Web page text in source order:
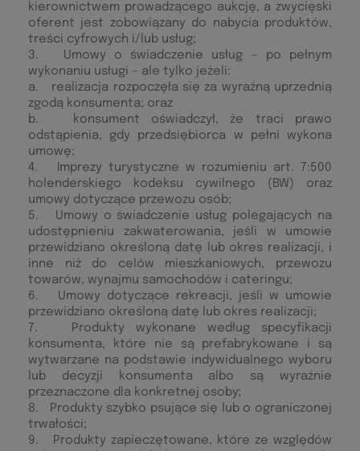
kierownictwem prowadzącego aukcję, a zwycięski
oferent jest zobowiązany do nabycia produktów,
treści cyfrowych i/lub usług;
3. Umowy o świadczenie usług – po pełnym
wykonaniu usługi – ale tylko jeżeli:
a. realizacja rozpoczęła się za wyraźną uprzednią
zgodą konsumenta; oraz
b. konsument oświadczył, że traci prawo
odstąpienia, gdy przedsiębiorca w pełni wykona
umowę;
4. Imprezy turystyczne w rozumieniu art. 7:500
holenderskiego kodeksu cywilnego (BW) oraz
umowy dotyczące przewozu osób;
5. Umowy o świadczenie usług polegających na
udostępnieniu zakwaterowania, jeśli w umowie
przewidziano określoną datę lub okres realizacji, i
inne niż do celów mieszkaniowych, przewozu
towarów, wynajmu samochodów i cateringu;
6. Umowy dotyczące rekreacji, jeśli w umowie
przewidziano określoną datę lub okres realizacji;
7. Produkty wykonane według specyfikacji
konsumenta, które nie są prefabrykowane i są
wytwarzane na podstawie indywidualnego wyboru
lub decyzji konsumenta albo są wyraźnie
przeznaczone dla konkretnej osoby;
8. Produkty szybko psujące się lub o ograniczonej
trwałości;
9. Produkty zapieczętowane, które ze względów